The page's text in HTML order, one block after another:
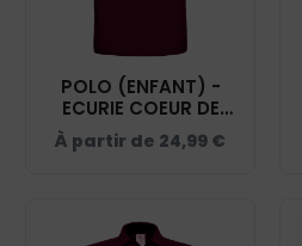
POLO (ENFANT) -
ECURIE COEUR DE
SOLOGNE -
BURGUNDY - BCK424
À partir de 24,99 €